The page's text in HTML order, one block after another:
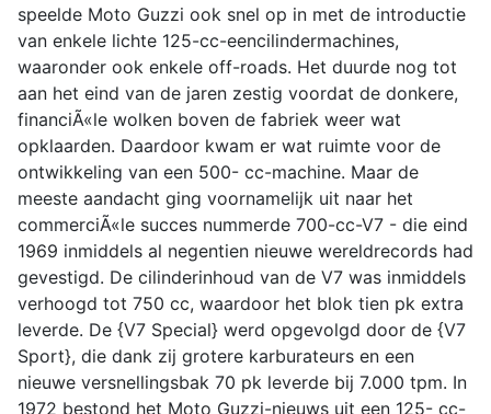
speelde Moto Guzzi ook snel op in met de introductie
van enkele lichte 125-cc-eencilindermachines,
waaronder ook enkele off-roads. Het duurde nog tot
aan het eind van de jaren zestig voordat de donkere,
financiÃ«le wolken boven de fabriek weer wat
opklaarden. Daardoor kwam er wat ruimte voor de
ontwikkeling van een 500- cc-machine. Maar de
meeste aandacht ging voornamelijk uit naar het
commerciÃ«le succes nummerde 700-cc-V7 - die eind
1969 inmiddels al negentien nieuwe wereldrecords had
gevestigd. De cilinderinhoud van de V7 was inmiddels
verhoogd tot 750 cc, waardoor het blok tien pk extra
leverde. De {V7 Special} werd opgevolgd door de {V7
Sport}, die dank zij grotere karburateurs en een
nieuwe versnellingsbak 70 pk leverde bij 7.000 tpm. In
1972 bestond het Moto Guzzi-nieuws uit een 125- cc-